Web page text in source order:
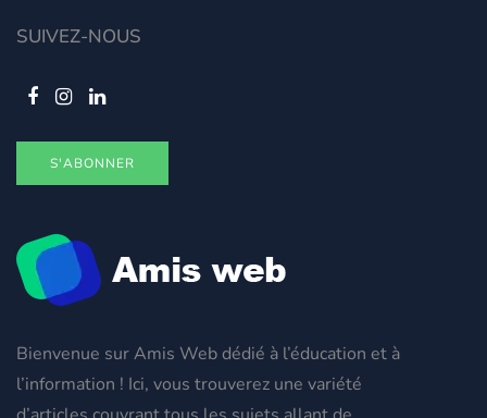
Bienvenue sur Amis Web dédié à l’éducation et à
l’information ! Ici, vous trouverez une variété
SUIVEZ-NOUS
S'ABONNER